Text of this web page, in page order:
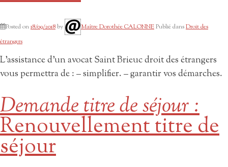
Posted on18/09/2018by Maître Dorothée CALONNEPublié dansDroit des
étrangers
L’assistance d’un avocat Saint Brieuc droit des étrangers
vous permettra de : – simplifier. – garantir vos démarches.
Demande titre de séjour :
Renouvellement titre de
séjour